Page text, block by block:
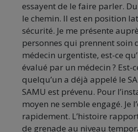
essayent de le faire parler.
le chemin. Il est en position
sécurité. Je me présente
personnes qui prennent soin
médecin urgentiste, est-ce
évalué par un médecin ? Est-
quelqu’un a déjà appelé le
SAMU est prévenu. Pour
moyen ne semble engagé. Je
rapidement. L’histoire
de grenade au niveau